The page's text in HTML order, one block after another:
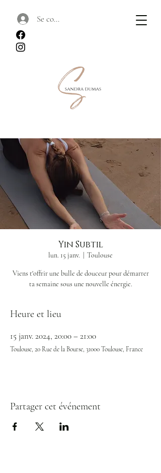
Se connecter
Yin Subtil
lun. 15 janv. Toulouse
Viens t'offrir une bulle de douceur pour démarrer
ta semaine sous une nouvelle énergie.
Heure et lieu
15 janv. 2024, 20:00 – 21:00
Toulouse, 20 Rue de la Bourse, 31000 Toulouse, France
Partager cet événement